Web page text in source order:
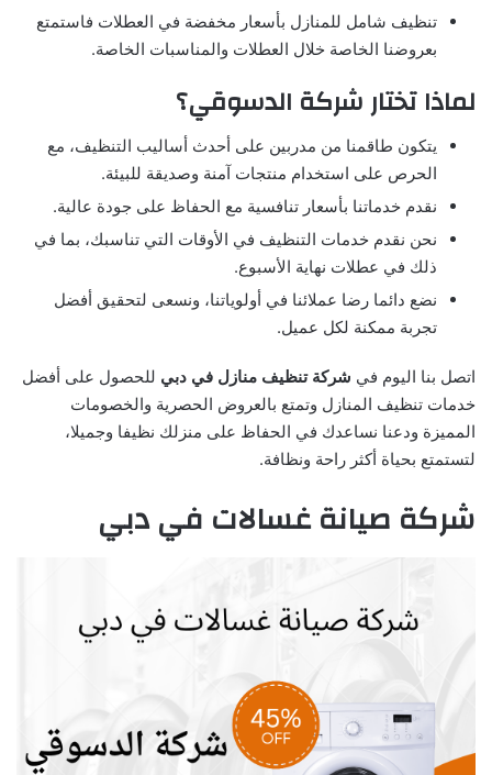
تنظيف شامل للمنازل بأسعار مخفضة في العطلات فاستمتع
بعروضنا الخاصة خلال العطلات والمناسبات الخاصة.
لماذا تختار شركة الدسوقي؟
يتكون طاقمنا من مدربين على أحدث أساليب التنظيف، مع
الحرص على استخدام منتجات آمنة وصديقة للبيئة.
نقدم خدماتنا بأسعار تنافسية مع الحفاظ على جودة عالية.
نحن نقدم خدمات التنظيف في الأوقات التي تناسبك، بما في
ذلك في عطلات نهاية الأسبوع.
نضع دائما رضا عملائنا في أولوياتنا، ونسعى لتحقيق أفضل
تجربة ممكنة لكل عميل.
اتصل بنا اليوم في شركة تنظيف منازل في دبي للحصول على أفضل
خدمات تنظيف المنازل وتمتع بالعروض الحصرية والخصومات
المميزة ودعنا نساعدك في الحفاظ على منزلك نظيفا وجميلا،
لتستمتع بحياة أكثر راحة ونظافة.
شركة صيانة غسالات في دبي